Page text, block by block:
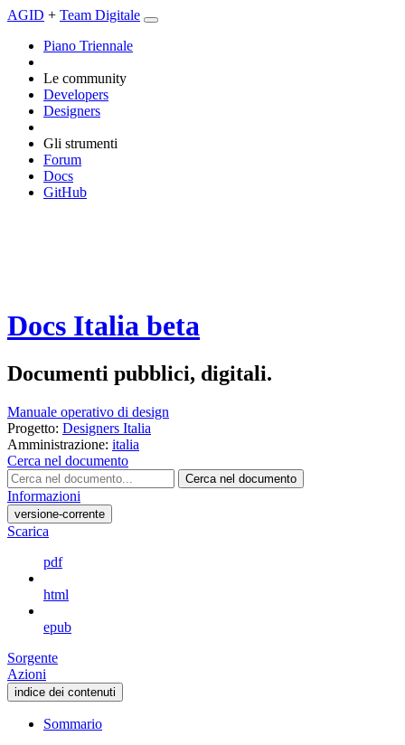
AGID + Team Digitale
Piano Triennale
Le community
Developers
Designers
Gli strumenti
Forum
Docs
GitHub
Docs Italia beta
Documenti pubblici, digitali.
Manuale operativo di design
Progetto: Designers Italia
Amministrazione: italia
Cerca nel documento
Cerca nel documento
Informazioni
versione-corrente
Scarica
pdf
html
epub
Sorgente
Azioni
indice dei contenuti
Sommario